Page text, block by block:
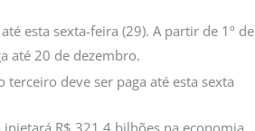
esta sexta-feira (29). A partir de 1º de
até 20 de dezembro.
R$ 321,4 bilhões na economia